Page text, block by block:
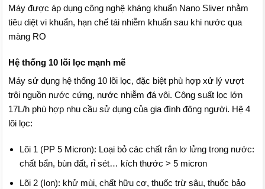
Máy được áp dụng công nghệ kháng khuẩn Nano Sliver nhằm
tiêu diệt vi khuẩn, hạn chế tái nhiễm khuẩn sau khi nước qua
màng RO
Hệ thống 10 lõi lọc mạnh mẽ
Máy sử dụng hệ thống 10 lõi lọc, đặc biệt phù hợp xử lý vượt
trội nguồn nước cứng, nước nhiễm đá vôi. Công suất lọc lớn
17L/h phù hợp nhu cầu sử dụng của gia đình đông người. Hệ 4
lõi lọc:
Lõi 1 (PP 5 Micron): Loại bỏ các chất rắn lơ lửng trong nước:
chất bẩn, bùn đất, rỉ sét… kích thước > 5 micron
Lõi 2 (Ion): khử mùi, chất hữu cơ, thuốc trừ sâu, thuốc bảo